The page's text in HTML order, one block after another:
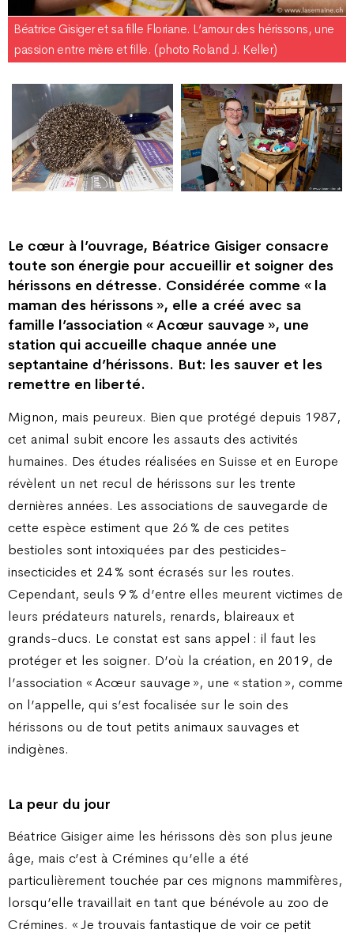
Béatrice Gisiger et sa fille Floriane. L’amour des hérissons, une
passion entre mère et fille. (photo Roland J. Keller)
Le cœur à l’ouvrage, Béatrice Gisiger consacre
toute son énergie pour accueillir et soigner des
hérissons en détresse. Considérée comme « la
maman des hérissons », elle a créé avec sa
famille l’association « Acœur sauvage », une
station qui accueille chaque année une
septantaine d’hérissons. But: les sauver et les
remettre en liberté.
Mignon, mais peureux. Bien que protégé depuis 1987,
cet animal subit encore les assauts des activités
humaines. Des études réalisées en Suisse et en Europe
révèlent un net recul de hérissons sur les trente
dernières années. Les associations de sauvegarde de
cette espèce estiment que 26 % de ces petites
bestioles sont intoxiquées par des pesticides-
insecticides et 24 % sont écrasés sur les routes.
Cependant, seuls 9 % d’entre elles meurent victimes de
leurs prédateurs naturels, renards, blaireaux et
grands-ducs. Le constat est sans appel : il faut les
protéger et les soigner. D’où la création, en 2019, de
l’association « Acœur sauvage », une « station », comme
on l’appelle, qui s’est focalisée sur le soin des
hérissons ou de tout petits animaux sauvages et
indigènes.
La peur du jour
Béatrice Gisiger aime les hérissons dès son plus jeune
âge, mais c’est à Crémines qu’elle a été
particulièrement touchée par ces mignons mammifères,
lorsqu’elle travaillait en tant que bénévole au zoo de
Crémines. « Je trouvais fantastique de voir ce petit